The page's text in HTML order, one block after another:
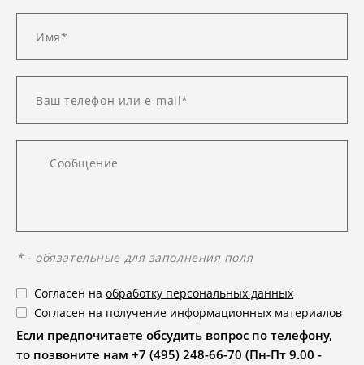
* - обязательные для заполнения поля
Согласен на обработку персональных данных
Согласен на получение информационных материалов
Если предпочитаете обсудить вопрос по телефону,
то позвоните нам +7 (495) 248-66-70 (Пн-Пт 9.00 -